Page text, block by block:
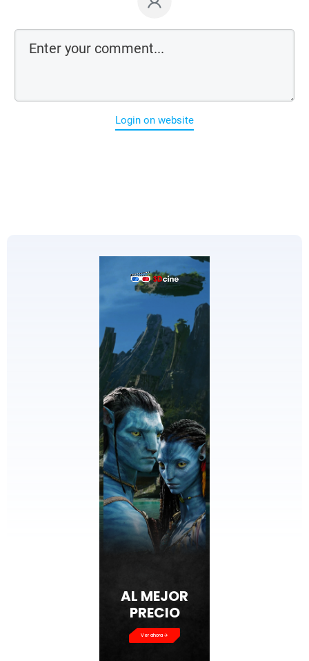
Login on website
AL MEJOR
PRECIO
Ver ahora